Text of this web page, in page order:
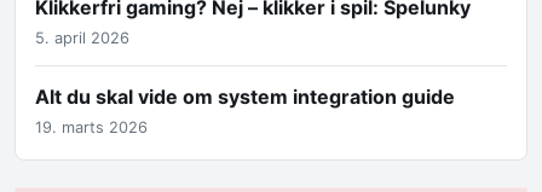
Klikkerfri gaming? Nej – klikker i spil: Spelunky
5. april 2026
Alt du skal vide om system integration guide
19. marts 2026